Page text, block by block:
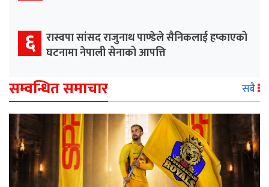
६ रास्वपा सांसद राजुनाथ पाण्डेले सैनिकलाई हप्काएको
घटनामा नेपाली सेनाको आपत्ति
सम्वन्धित समाचार सबै